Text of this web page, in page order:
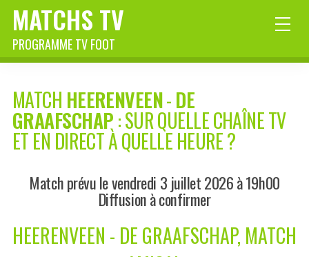
MATCHS TV
PROGRAMME TV FOOT
MATCH HEERENVEEN-DE
GRAAFSCHAP: SUR QUELLE CHAÎNE TV
ET EN DIRECT À QUELLE HEURE ?
Match prévu le vendredi 3 juillet 2026 à 19h00
Diffusion à confirmer
HEERENVEEN - DE GRAAFSCHAP, MATCH